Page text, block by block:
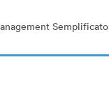
Semplificato